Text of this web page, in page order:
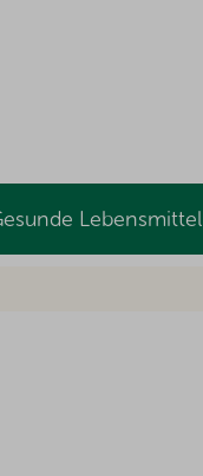
Lebensmittel